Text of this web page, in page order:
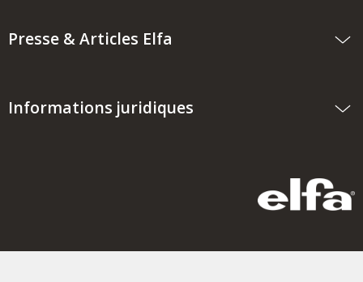
Presse & Articles Elfa
Informations juridiques